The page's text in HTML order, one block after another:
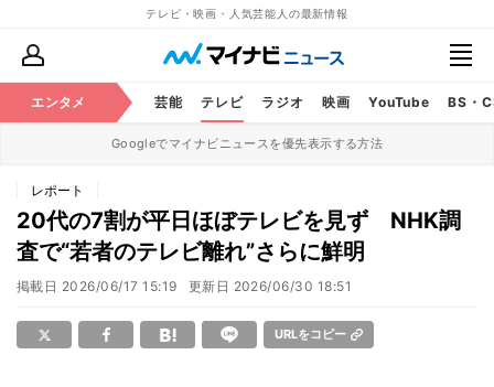
テレビ・映画・人気芸能人の最新情報
エンタメ 芸能 テレビ ラジオ 映画 YouTube BS・
Googleでマイナビニュースを優先表示する方法
レポート
20代の7割が平日ほぼテレビを見ず NHK調
査で“若者のテレビ離れ”さらに鮮明
掲載日 2026/06/17 15:19 更新日 2026/06/30 18:51
URLをコピー